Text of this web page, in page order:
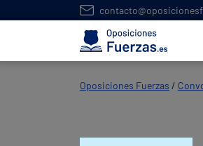
Oposiciones Fuerzas /